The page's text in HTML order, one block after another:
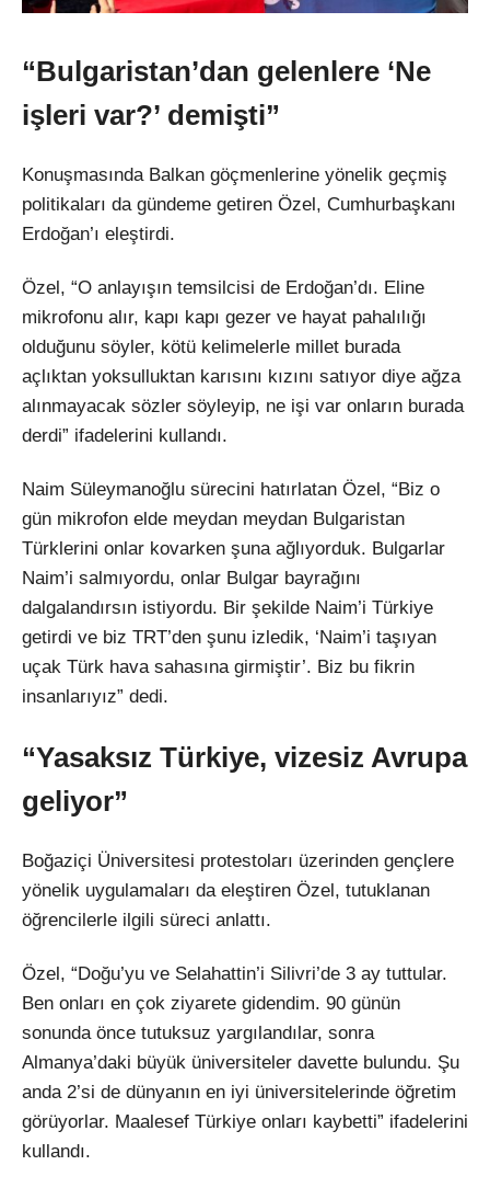
“Bulgaristan’dan gelenlere ‘Ne
işleri var?’ demişti”
Konuşmasında Balkan göçmenlerine yönelik geçmiş
politikaları da gündeme getiren Özel, Cumhurbaşkanı
Erdoğan’ı eleştirdi.
Özel, “O anlayışın temsilcisi de Erdoğan’dı. Eline
mikrofonu alır, kapı kapı gezer ve hayat pahalılığı
olduğunu söyler, kötü kelimelerle millet burada
açlıktan yoksulluktan karısını kızını satıyor diye ağza
alınmayacak sözler söyleyip, ne işi var onların burada
derdi” ifadelerini kullandı.
Naim Süleymanoğlu sürecini hatırlatan Özel, “Biz o
gün mikrofon elde meydan meydan Bulgaristan
Türklerini onlar kovarken şuna ağlıyorduk. Bulgarlar
Naim’i salmıyordu, onlar Bulgar bayrağını
dalgalandırsın istiyordu. Bir şekilde Naim’i Türkiye
getirdi ve biz TRT’den şunu izledik, ‘Naim’i taşıyan
uçak Türk hava sahasına girmiştir’. Biz bu fikrin
insanlarıyız” dedi.
“Yasaksız Türkiye, vizesiz Avrupa
geliyor”
Boğaziçi Üniversitesi protestoları üzerinden gençlere
yönelik uygulamaları da eleştiren Özel, tutuklanan
öğrencilerle ilgili süreci anlattı.
Özel, “Doğu’yu ve Selahattin’i Silivri’de 3 ay tuttular.
Ben onları en çok ziyarete gidendim. 90 günün
sonunda önce tutuksuz yargılandılar, sonra
Almanya’daki büyük üniversiteler davette bulundu. Şu
anda 2’si de dünyanın en iyi üniversitelerinde öğretim
görüyorlar. Maalesef Türkiye onları kaybetti” ifadelerini
kullandı.